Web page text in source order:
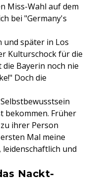
Miss-Wahl auf dem
bei "Germany's
und später in Los
Kulturschock für die
die Bayerin noch nie
Doch die
bekommen. Früher
ihrer Person
Mal meine
und
Nackt-